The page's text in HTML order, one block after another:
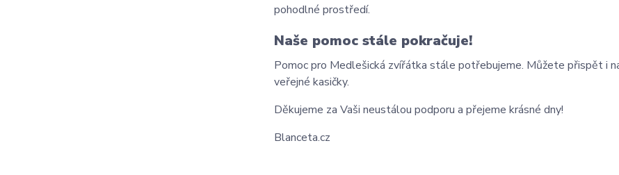
pohodlné prostředí.
Naše pomoc stále pokračuje!
Pomoc pro Medlešická zvířátka stále potřebujeme. Můžete přispět i
veřejné kasičky.
Děkujeme za Vaši neustálou podporu a přejeme krásné dny!
Blanceta.cz